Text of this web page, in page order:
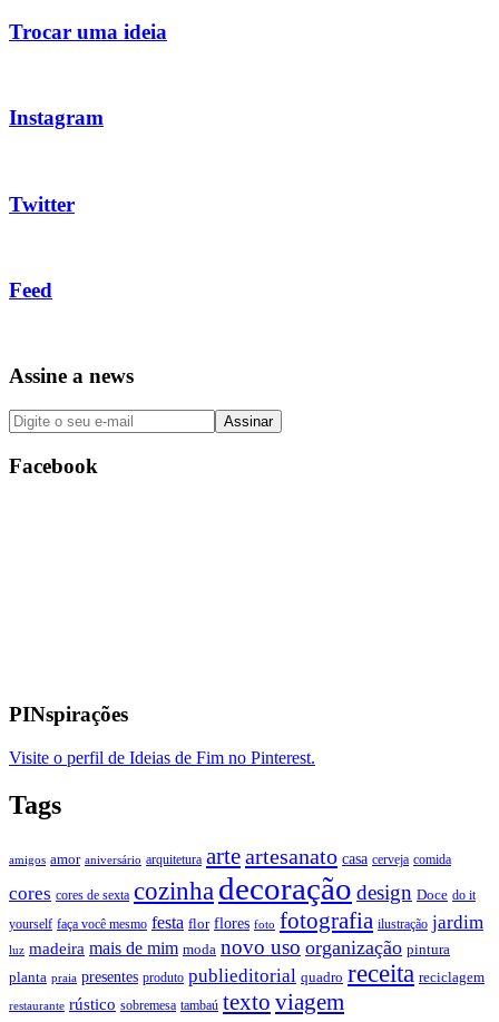
Trocar uma ideia
Instagram
Twitter
Feed
Assine a news
Facebook
PINspirações
Visite o perfil de Ideias de Fim no Pinterest.
Tags
amigos amor aniversário arquitetura arteartesanato casa cerveja comida
cores cores de sexta cozinha decoração design Doce do it
yourself faça você mesmo festa flor flores foto fotografia ilustração jardim
luz madeira mais de mim moda novo uso organização pintura
planta praia presentes produto publieditorial quadro receita reciclagem
restaurante rústico sobremesa tambaú texto viagem